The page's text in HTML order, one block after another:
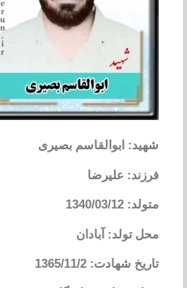
شهید: ابوالقاسم بصیری
فرزند: علیرضا
متولد: 1340/03/12
محل تولد: آبادان
تاریخ شهادت: 1365/11/2